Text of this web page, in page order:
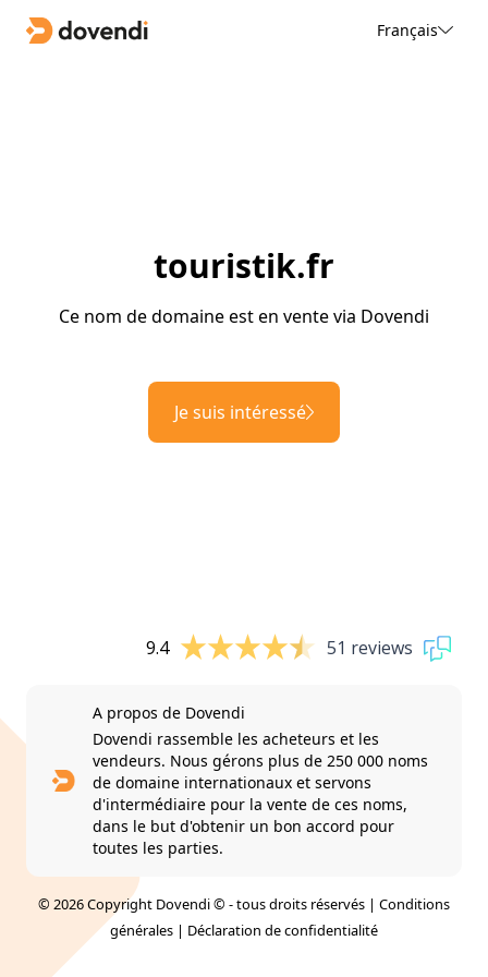
Français
touristik.fr
Ce nom de domaine est en vente via Dovendi
Je suis intéressé
9.4 51 reviews
A propos de Dovendi
Dovendi rassemble les acheteurs et les
vendeurs. Nous gérons plus de 250 000 noms
de domaine internationaux et servons
d'intermédiaire pour la vente de ces noms,
dans le but d'obtenir un bon accord pour
toutes les parties.
© 2026 Copyright Dovendi © - tous droits réservés | Conditions
générales | Déclaration de confidentialité